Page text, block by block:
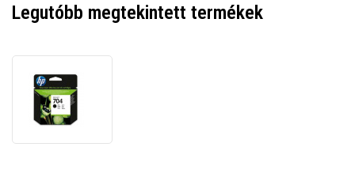
Legutóbb megtekintett termékek
(black)